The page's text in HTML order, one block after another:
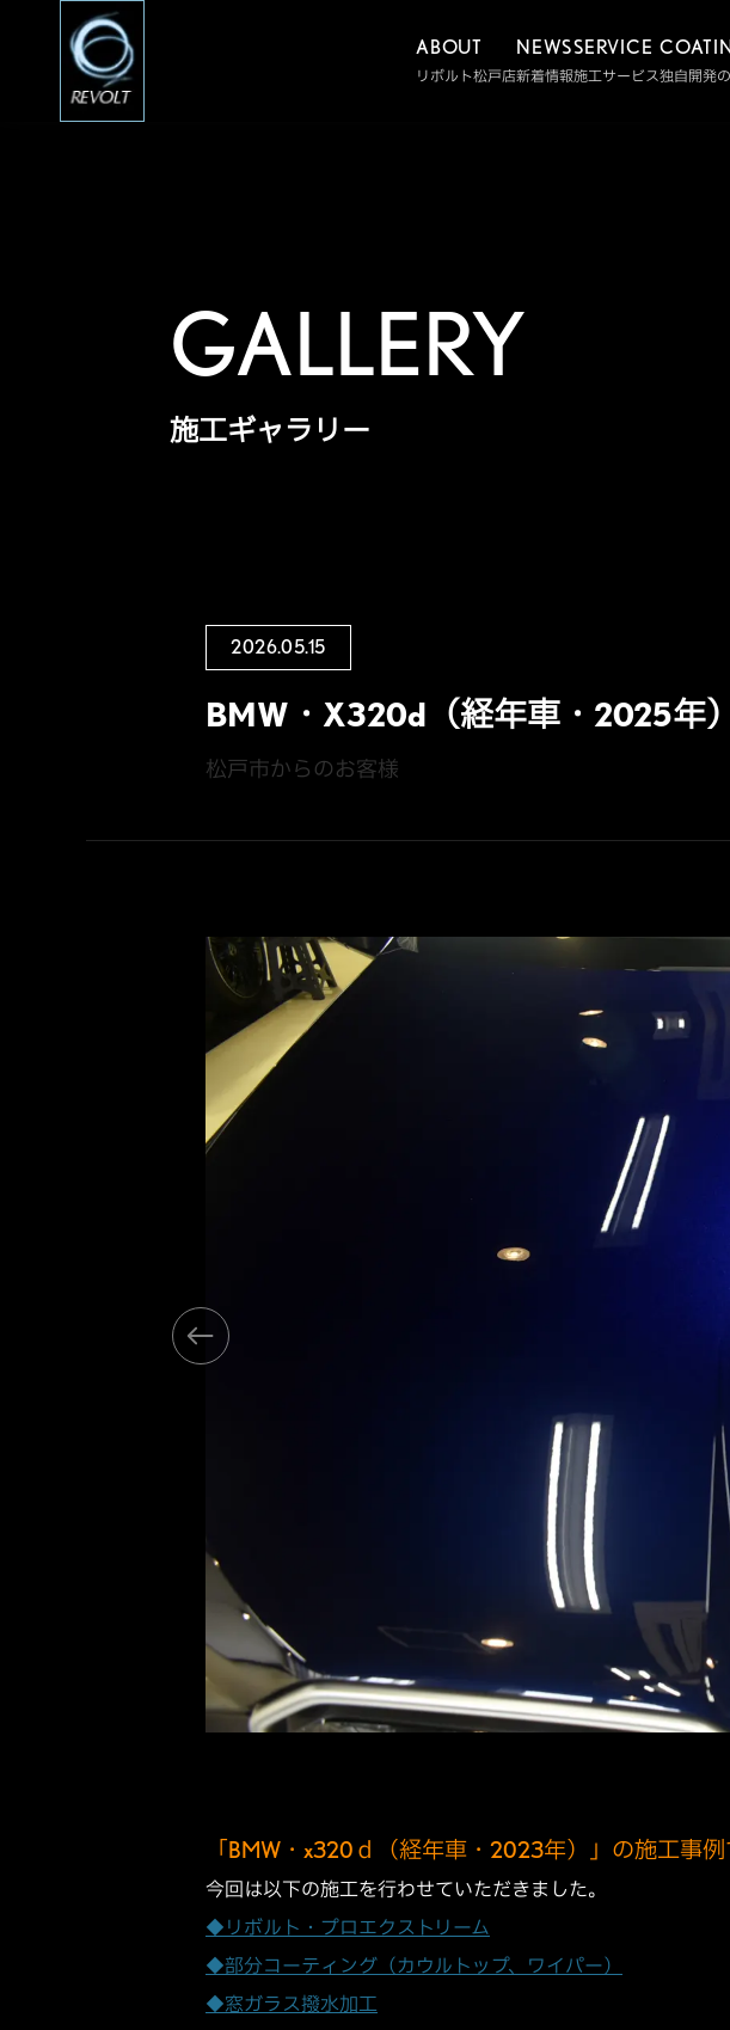
ABOUT
リボルト松戸店
NEWS
新着情報
SERVICE
施工サービス独自開発
GALLERY
施工ギャラリー
2026.05.15
BMW・X320d（経年車・2025年）
松戸市からのお客様
「BMW・x320ｄ（経年車・2023年）」の施工事例
今回は以下の施工を行わせていただきました。
◆リボルト・プロエクストリーム
◆部分コーティング（カウルトップ、ワイパー）
◆窓ガラス撥水加工